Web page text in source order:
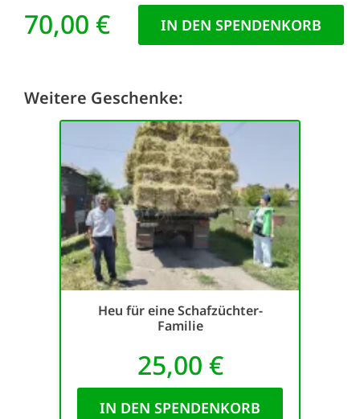
70,00 € IN DEN SPENDENKORB
Weitere Geschenke:
Heu für eine Schafzüchter-
Familie
25,00 €
IN DEN SPENDENKORB
can
settings
DECLINE